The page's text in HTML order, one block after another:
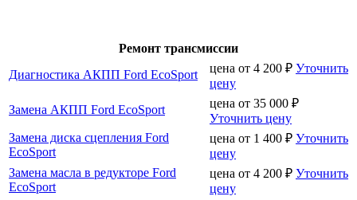
Ремонт трансмиссии
Диагностика АКПП Ford EcoSport
цена от 4 200 ₽ Уточнить
цену
Замена АКПП Ford EcoSport
цена от 35 000 ₽
Уточнить цену
Замена диска сцепления Ford
EcoSport
цена от 1 400 ₽ Уточнить
цену
Замена масла в редукторе Ford
EcoSport
цена от 4 200 ₽ Уточнить
цену